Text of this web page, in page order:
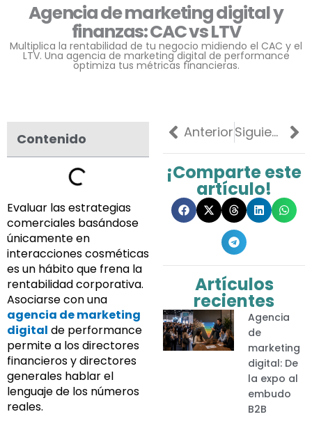
Agencia de marketing digital y
finanzas: CAC vs LTV
Multiplica la rentabilidad de tu negocio midiendo el CAC y el
LTV. Una agencia de marketing digital de performance
optimiza tus métricas financieras.
Contenido
Evaluar las estrategias
comerciales basándose
únicamente en
interacciones cosméticas
es un hábito que frena la
rentabilidad corporativa.
Asociarse con una
agencia de marketing
digital de performance
permite a los directores
financieros y directores
generales hablar el
lenguaje de los números
reales.
Previo
Anterior Siguiente
¡Comparte este
artículo!
Artículos
recientes
Agencia
de
marketing
digital: De
la expo al
embudo
B2B